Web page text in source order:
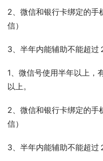
2、微信和银行卡绑定的手
信）
3、半年内能辅助不能超过
1、微信号使用半年以上，
以上。
2、微信和银行卡绑定的手
信）
3、半年内能辅助不能超过